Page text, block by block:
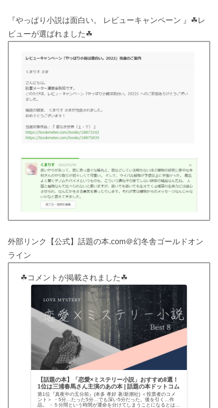
『やっぱり小説は面白い。 レビューキャンペーン 』☘レ
ビューが選ばれました☘
外部リンク【公式】話題の本.com＠幻冬舎ゴールドオン
ライン
☘コメントが掲載されました☘
【話題の本】「恋愛×ミステリー小説」おすすめ8選！
1位は三浦春馬さん主演のあの本 | 話題の本ドットコム
第1位『真夜中の五分前』(本多 孝好 著/新潮社) ＜投票者のコメ
ント＞ ・5分…たった5分…でも深い5分だった。後を引く…作
品。 ・５分間という時間が運命を分けてしまうことになるとは…